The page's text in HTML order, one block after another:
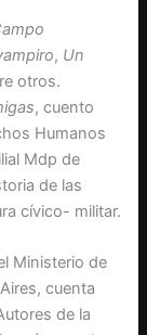
, Un
otros.
, cuento
Humanos
Mdp de
de las
cívico- militar.
Ministerio de
cuenta
de la